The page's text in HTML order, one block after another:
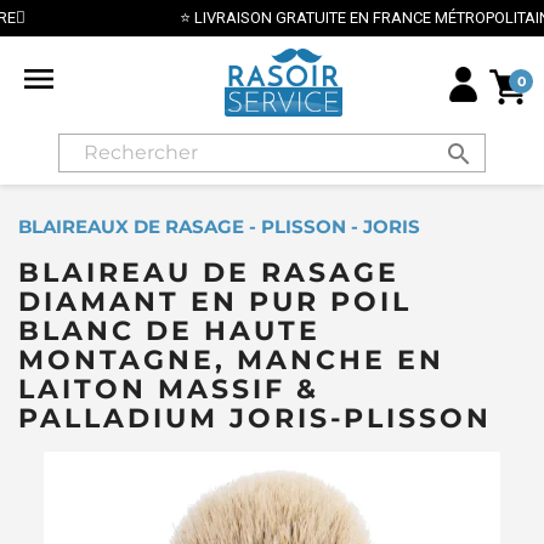
⭐ LIVRAISON GRATUITE EN FRANCE MÉTROPOLITAINE DÈS 70€ ⭐
 0
search
BLAIREAUX DE RASAGE - PLISSON - JORIS
BLAIREAU DE RASAGE
DIAMANT EN PUR POIL
BLANC DE HAUTE
MONTAGNE, MANCHE EN
LAITON MASSIF &
PALLADIUM JORIS-PLISSON